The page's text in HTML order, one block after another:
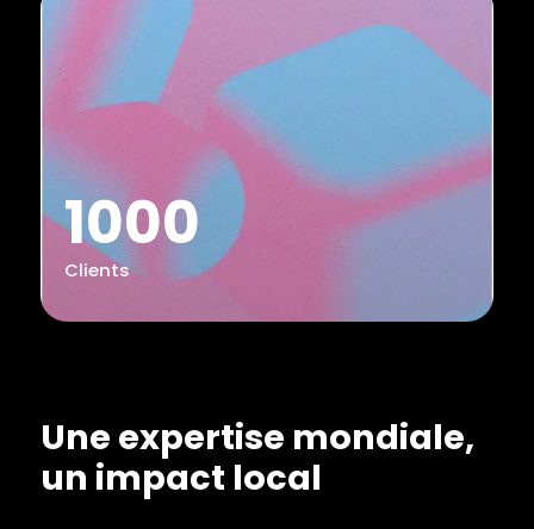
1000
Clients
Une expertise mondiale,
un impact local